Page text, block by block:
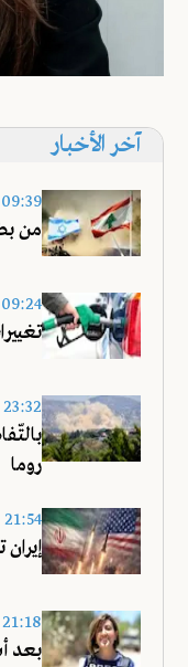
آخر الأخبار
09:39
من
09:24
23:32
روما
21:54
21:18
بعد